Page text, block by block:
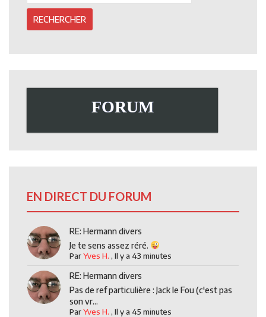
FORUM
EN DIRECT DU FORUM
RE: Hermann divers
Je te sens assez réré.
ParYves H. ,Il y a 43 minutes
RE: Hermann divers
Pas de ref particulière : Jack le Fou (c'est pas
son vr...
ParYves H. ,Il y a 45 minutes